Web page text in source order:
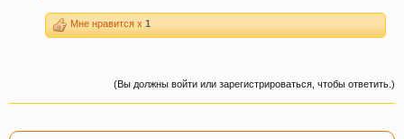
информации на форуме (оставленной другими
форумчанами) с давними датами, просьба не
эти пивовары в дальнейшем осознав
неверность таких методов делают все по
другом. Так что принимайте это просто, как
Мне нравится x 1
(Вы должны войти или зарегистрироваться, чтобы ответить.)